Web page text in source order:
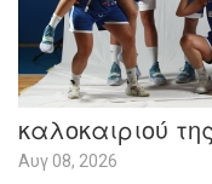
καλοκαιριού
Αυγ 08, 2026